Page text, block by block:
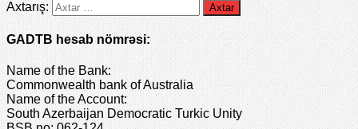
Axtarış:
GADTB hesab nömrəsi:
Name of the Bank:
Commonwealth bank of Australia
Name of the Account:
South Azerbaijan Democratic Turkic Unity